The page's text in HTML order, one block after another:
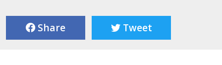
Share Tweet